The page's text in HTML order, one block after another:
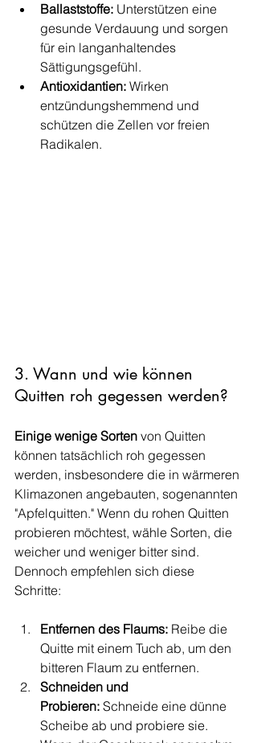
Ballaststoffe: Unterstützen eine
gesunde Verdauung und sorgen
für ein langanhaltendes
Sättigungsgefühl.
Antioxidantien: Wirken
entzündungshemmend und
schützen die Zellen vor freien
Radikalen.
3. Wann und wie können
Quitten roh gegessen werden?
Einige wenige Sorten von Quitten
können tatsächlich roh gegessen
werden, insbesondere die in wärmeren
Klimazonen angebauten, sogenannten
"Apfelquitten." Wenn du rohen Quitten
probieren möchtest, wähle Sorten, die
weicher und weniger bitter sind.
Dennoch empfehlen sich diese
Schritte:
Entfernen des Flaums: Reibe die
Quitte mit einem Tuch ab, um den
bitteren Flaum zu entfernen.
Schneiden und
Probieren: Schneide eine dünne
Scheibe ab und probiere sie.